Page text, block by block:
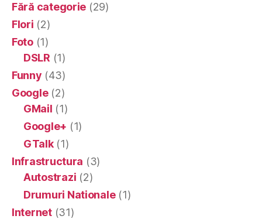
Fără categorie (29)
Flori (2)
Foto(1)
DSLR (1)
Funny (43)
Google(2)
GMail (1)
Google+ (1)
GTalk(1)
Infrastructura (3)
Autostrazi (2)
Drumuri Nationale(1)
Internet(31)